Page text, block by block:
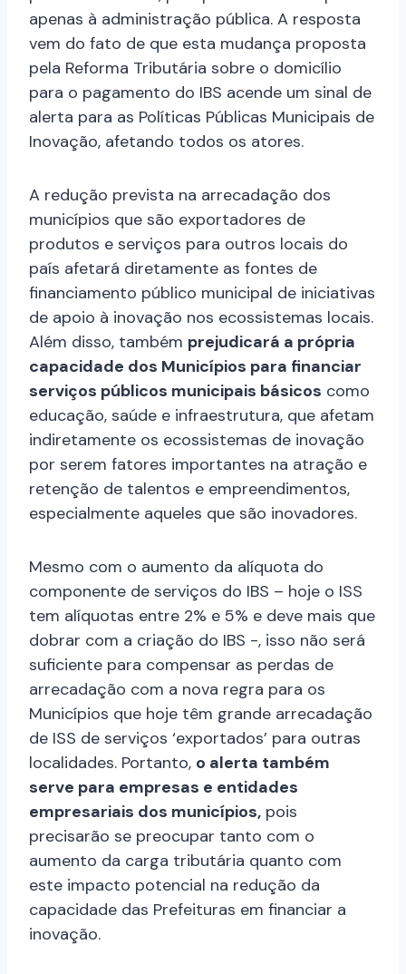
apenas à administração pública. A resposta
vem do fato de que esta mudança proposta
pela Reforma Tributária sobre o domicílio
para o pagamento do IBS acende um sinal de
alerta para as Políticas Públicas Municipais de
Inovação, afetando todos os atores.
A redução prevista na arrecadação dos
municípios que são exportadores de
produtos e serviços para outros locais do
país afetará diretamente as fontes de
financiamento público municipal de iniciativas
de apoio à inovação nos ecossistemas locais.
Além disso, também prejudicará a própria
capacidade dos Municípios para financiar
serviços públicos municipais básicos como
educação, saúde e infraestrutura, que afetam
indiretamente os ecossistemas de inovação
por serem fatores importantes na atração e
retenção de talentos e empreendimentos,
especialmente aqueles que são inovadores.
Mesmo com o aumento da alíquota do
componente de serviços do IBS – hoje o ISS
tem alíquotas entre 2% e 5% e deve mais que
dobrar com a criação do IBS -, isso não será
suficiente para compensar as perdas de
arrecadação com a nova regra para os
Municípios que hoje têm grande arrecadação
de ISS de serviços ‘exportados’ para outras
localidades. Portanto, o alerta também
serve para empresas e entidades
empresariais dos municípios, pois
precisarão se preocupar tanto com o
aumento da carga tributária quanto com
este impacto potencial na redução da
capacidade das Prefeituras em financiar a
inovação.